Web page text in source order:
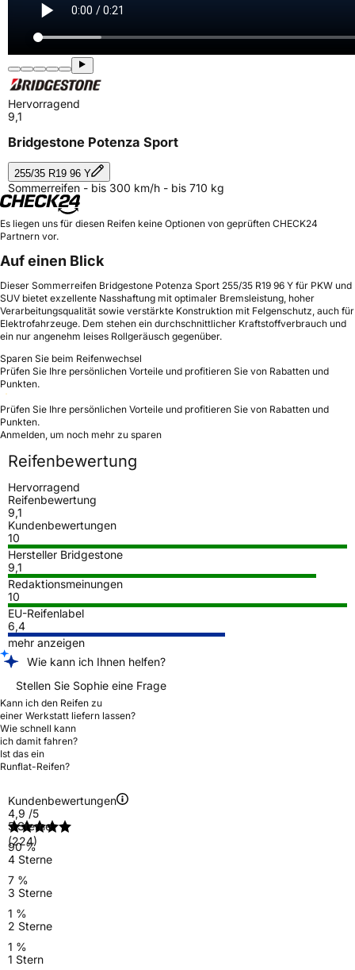
Hervorragend
9,1
Bridgestone Potenza Sport
255/35 R19 96 Y
Sommerreifen - bis 300 km/h - bis 710 kg
Es liegen uns für diesen Reifen keine Optionen von geprüften CHECK24
Partnern vor.
Auf einen Blick
Dieser Sommerreifen Bridgestone Potenza Sport 255/35 R19 96 Y für PKW und
SUV bietet exzellente Nasshaftung mit optimaler Bremsleistung, hoher
Verarbeitungsqualität sowie verstärkte Konstruktion mit Felgenschutz, auch für
Elektrofahrzeuge. Dem stehen ein durchschnittlicher Kraftstoffverbrauch und
ein nur angenehm leises Rollgeräusch gegenüber.
Sparen Sie beim Reifenwechsel
Prüfen Sie Ihre persönlichen Vorteile und profitieren Sie von Rabatten und
Punkten.
Prüfen Sie Ihre persönlichen Vorteile und profitieren Sie von Rabatten und
Punkten.
Anmelden, um noch mehr zu sparen
Reifenbewertung
Hervorragend
Reifenbewertung
9,1
Kundenbewertungen
10
Hersteller Bridgestone
9,1
Redaktionsmeinungen
10
EU-Reifenlabel
6,4
mehr anzeigen
Wie kann ich Ihnen helfen?
Stellen Sie Sophie eine Frage
Kann ich den Reifen zu
einer Werkstatt liefern lassen?
Wie schnell kann
ich damit fahren?
Ist das ein
Runflat-Reifen?
Kundenbewertungen
4,9 /5
(224)
5 Sterne
90 %
4 Sterne
7 %
3 Sterne
1 %
2 Sterne
1 %
1 Stern